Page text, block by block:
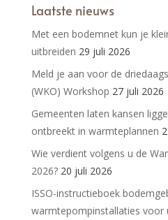
Laatste nieuws
Met een bodemnet kun je
uitbreiden 29 juli 2026
Meld je aan voor de
(WKO) Workshop 27 juli 2026
Gemeenten laten kansen
ontbreekt in warmteplannen
Wie verdient volgens u de
2026? 20 juli 2026
ISSO-instructieboek
warmtepompinstallaties voor